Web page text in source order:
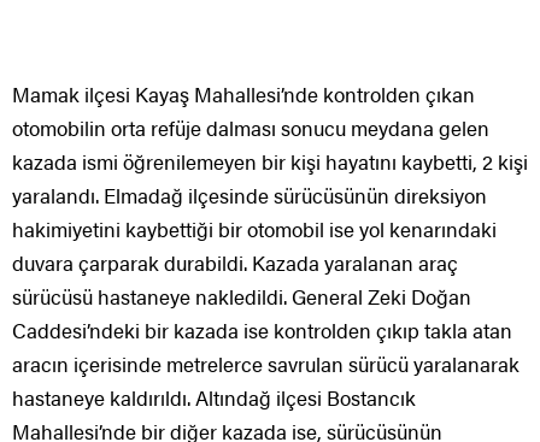
Mamak ilçesi Kayaş Mahallesi’nde kontrolden çıkan
otomobilin orta refüje dalması sonucu meydana gelen
kazada ismi öğrenilemeyen bir kişi hayatını kaybetti, 2 kişi
yaralandı. Elmadağ ilçesinde sürücüsünün direksiyon
hakimiyetini kaybettiği bir otomobil ise yol kenarındaki
duvara çarparak durabildi. Kazada yaralanan araç
sürücüsü hastaneye nakledildi. General Zeki Doğan
Caddesi’ndeki bir kazada ise kontrolden çıkıp takla atan
aracın içerisinde metrelerce savrulan sürücü yaralanarak
hastaneye kaldırıldı. Altındağ ilçesi Bostancık
Mahallesi’nde bir diğer kazada ise, sürücüsünün